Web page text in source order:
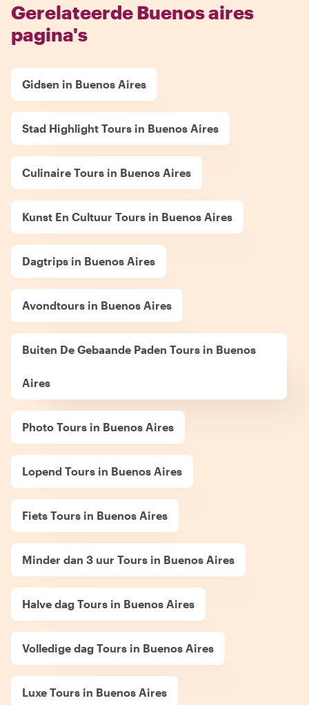
Gerelateerde Buenos aires
pagina's
Gidsen in Buenos Aires
Stad Highlight Tours in Buenos Aires
Culinaire Tours in Buenos Aires
Kunst En Cultuur Tours in Buenos Aires
Dagtrips in Buenos Aires
Avondtours in Buenos Aires
Buiten De Gebaande Paden Tours in Buenos
Aires
Photo Tours in Buenos Aires
Lopend Tours in Buenos Aires
Fiets Tours in Buenos Aires
Minder dan 3 uur Tours in Buenos Aires
Halve dag Tours in Buenos Aires
Volledige dag Tours in Buenos Aires
Luxe Tours in Buenos Aires